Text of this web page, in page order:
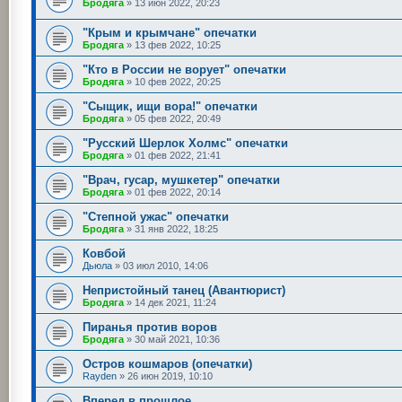
Бродяга » 13 июн 2022, 20:23
"Крым и крымчане" опечатки
Бродяга » 13 фев 2022, 10:25
"Кто в России не ворует" опечатки
Бродяга » 10 фев 2022, 20:25
"Сыщик, ищи вора!" опечатки
Бродяга » 05 фев 2022, 20:49
"Русский Шерлок Холмс" опечатки
Бродяга » 01 фев 2022, 21:41
"Врач, гусар, мушкетер" опечатки
Бродяга » 01 фев 2022, 20:14
"Степной ужас" опечатки
Бродяга » 31 янв 2022, 18:25
Ковбой
Дьюла » 03 июл 2010, 14:06
Непристойный танец (Авантюрист)
Бродяга » 14 дек 2021, 11:24
Пиранья против воров
Бродяга » 30 май 2021, 10:36
Остров кошмаров (опечатки)
Rayden » 26 июн 2019, 10:10